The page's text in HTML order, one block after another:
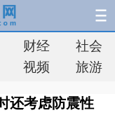
财经
社会
视频 旅游
还考虑防震性